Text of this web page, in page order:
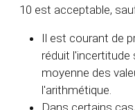
10 est acceptable,
Il est courant de
réduit
moyenne des
l'arithmétique.
Dans certains